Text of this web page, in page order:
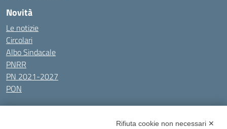
Novità
Le notizie
Circolari
Albo Sindacale
PNRR
PN 2021-2027
PON
Tutti gli argomenti
Rifiuta cookie non necessari ✕